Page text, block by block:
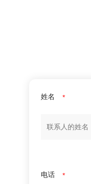
姓名 *
电话 *